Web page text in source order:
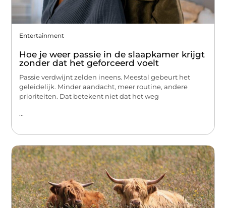
Entertainment
Hoe je weer passie in de slaapkamer krijgt
zonder dat het geforceerd voelt
Passie verdwijnt zelden ineens. Meestal gebeurt het
geleidelijk. Minder aandacht, meer routine, andere
prioriteiten. Dat betekent niet dat het weg
...